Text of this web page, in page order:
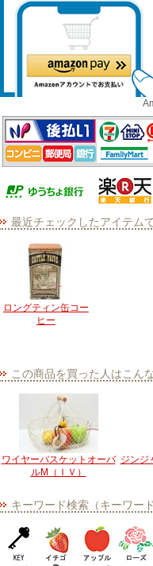
最近チェックしたアイテム
ロングティン缶コー
ヒー
この商品を買った人はこん
ワイヤーバスケットオーバ
ルM（ＩＶ）
ジンジ
キーワード検索（キーワー